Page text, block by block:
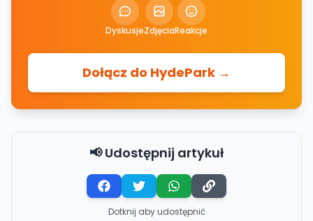
DyskusjeZdjęciaReakcje
Dołącz do HydePark →
📢 Udostępnij artykuł
Dotknij aby udostępnić